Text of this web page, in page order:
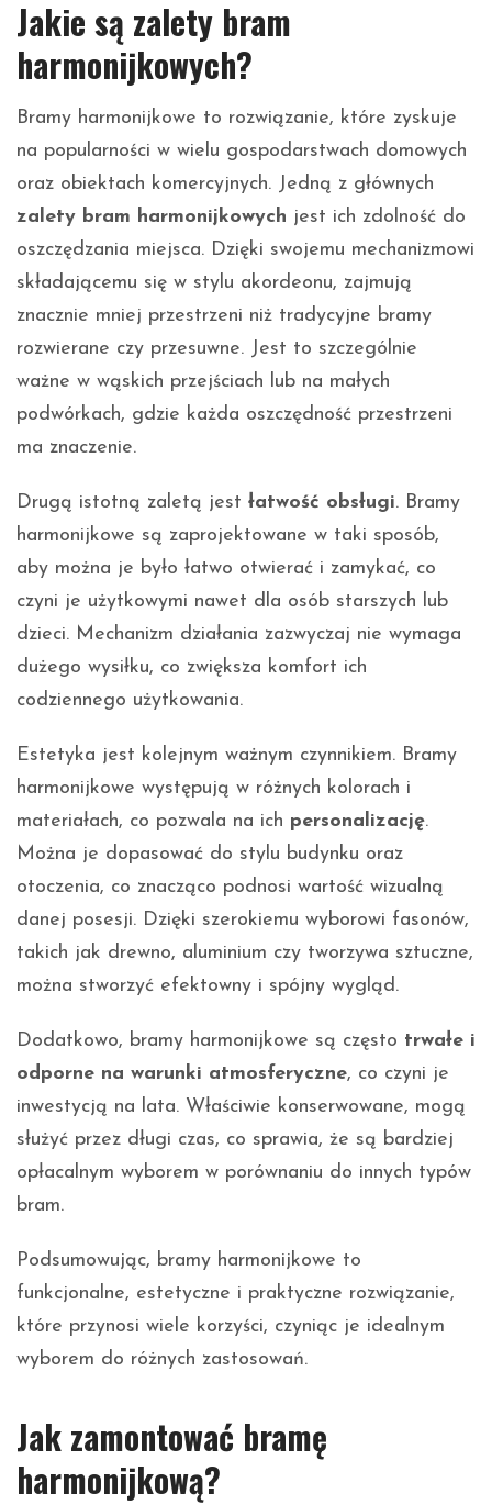
Jakie są zalety bram
harmonijkowych?
Bramy harmonijkowe to rozwiązanie, które zyskuje
na popularności w wielu gospodarstwach domowych
oraz obiektach komercyjnych. Jedną z głównych
zalety bram harmonijkowych jest ich zdolność do
oszczędzania miejsca. Dzięki swojemu mechanizmowi
składającemu się w stylu akordeonu, zajmują
znacznie mniej przestrzeni niż tradycyjne bramy
rozwierane czy przesuwne. Jest to szczególnie
ważne w wąskich przejściach lub na małych
podwórkach, gdzie każda oszczędność przestrzeni
ma znaczenie.
Drugą istotną zaletą jest łatwość obsługi. Bramy
harmonijkowe są zaprojektowane w taki sposób,
aby można je było łatwo otwierać i zamykać, co
czyni je użytkowymi nawet dla osób starszych lub
dzieci. Mechanizm działania zazwyczaj nie wymaga
dużego wysiłku, co zwiększa komfort ich
codziennego użytkowania.
Estetyka jest kolejnym ważnym czynnikiem. Bramy
harmonijkowe występują w różnych kolorach i
materiałach, co pozwala na ich personalizację.
Można je dopasować do stylu budynku oraz
otoczenia, co znacząco podnosi wartość wizualną
danej posesji. Dzięki szerokiemu wyborowi fasonów,
takich jak drewno, aluminium czy tworzywa sztuczne,
można stworzyć efektowny i spójny wygląd.
Dodatkowo, bramy harmonijkowe są często trwałe i
odporne na warunki atmosferyczne, co czyni je
inwestycją na lata. Właściwie konserwowane, mogą
służyć przez długi czas, co sprawia, że są bardziej
opłacalnym wyborem w porównaniu do innych typów
bram.
Podsumowując, bramy harmonijkowe to
funkcjonalne, estetyczne i praktyczne rozwiązanie,
które przynosi wiele korzyści, czyniąc je idealnym
wyborem do różnych zastosowań.
Jak zamontować bramę
harmonijkową?